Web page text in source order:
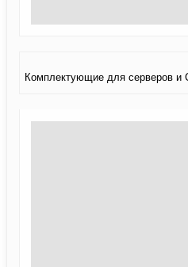
Комплектующие для серверов и